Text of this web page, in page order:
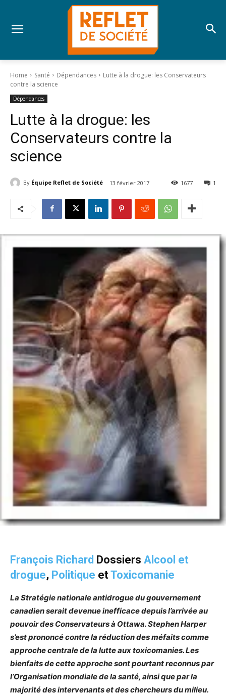
Home Santé Dépendances
Lutte à la drogue: les Conservateurs
contre la science
Dépendances
Lutte à la drogue: les
Conservateurs contre la
science
By Équipe Reflet de Société 13 février 2017 1
1677
François Richard Dossiers Alcool et
drogue, Politique etToxicomanie
La Stratégie nationale antidrogue du gouvernement
canadien serait devenue inefficace depuis l’arrivée au
pouvoir des Conservateurs à Ottawa. Stephen Harper
s’est prononcé contre la réduction des méfaits comme
approche centrale de la lutte aux toxicomanies. Les
bienfaits de cette approche sont pourtant reconnus par
l’Organisation mondiale de la santé, ainsi que par la
majorité des intervenants et des chercheurs du milieu.